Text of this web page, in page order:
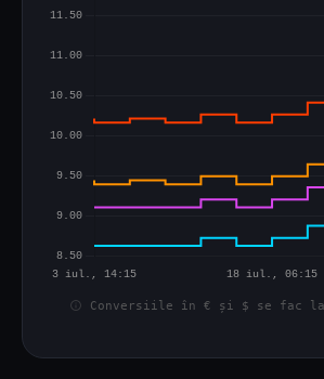
info
Conversiile în € și $ se fac